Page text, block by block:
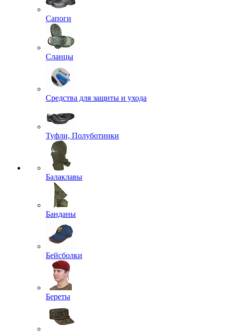
Сапоги
Сланцы
Средства для защиты и ухода
Туфли, Полуботинки
Балаклавы
Банданы
Бейсболки
Береты